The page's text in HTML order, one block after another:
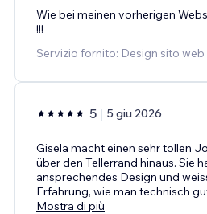
Wie bei meinen vorherigen
!!!
Servizio fornito: Design sito
5 5 giu 2026
Gisela macht einen sehr tollen
über den Tellerrand hinaus. Sie
ansprechendes Design und
Erfahrung, wie man technisch
Mostra di più